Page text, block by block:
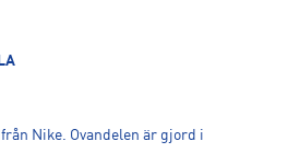
Nike. Ovandelen är gjord i